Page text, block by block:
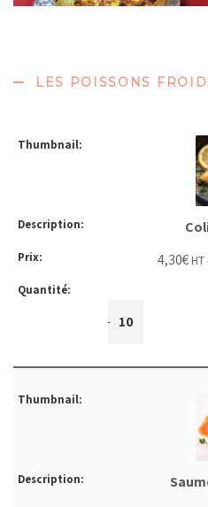
LES POISSONS
4,30€ HT
+